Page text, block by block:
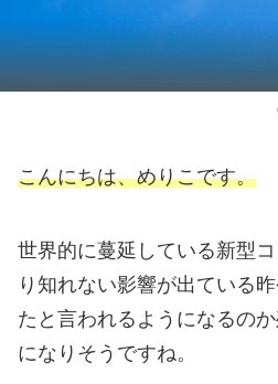
こんにちは、めりこです。
世界的に蔓延している新型
り知れない影響が出ている
たと言われるようになるの
になりそうですね。